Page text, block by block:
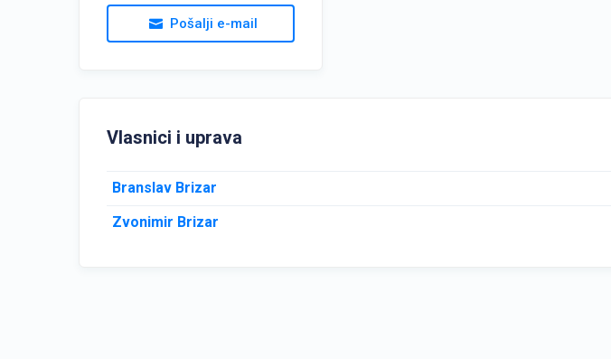
Pošalji e-mail
Vlasnici i uprava
Branslav Brizar
Zvonimir Brizar